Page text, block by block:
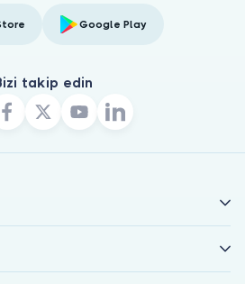
Google Play
takip edin